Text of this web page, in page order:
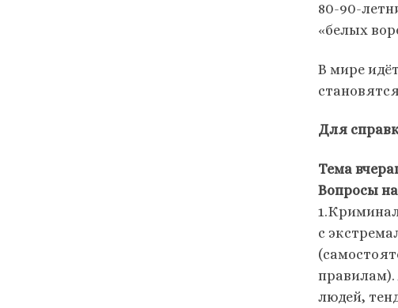
80-90-
«белых
В мире
Для
Тема
Вопросы
с
правилам).
людей,